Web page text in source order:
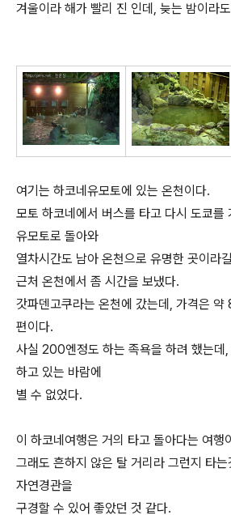
겨울이라 해가 빨리 진 인데, 늦는 밤이라
여기는 하코네유모토에 있는 온천이다.
모토 하코네에서 버스를 타고 다시 도쿄를
유모토로 돌아와
열차시간도 남아 온천으로 유명한 곳이라
근처 온천에서 좀 시간을 보냈다.
갓파덴고쿠라는 온천에 갔는데, 가격은
편이다.
사실 200엔정도 하는 족욕을 하려 했는데
하고 있는 바람에
별 수 없었다.
이 하코네여행은 거의 타고 돌아다는 여행
그래도 흔하지 않은 탈 거리라 그런지 타
자연경관을
구경할 수 있어 좋았던 것 같다.